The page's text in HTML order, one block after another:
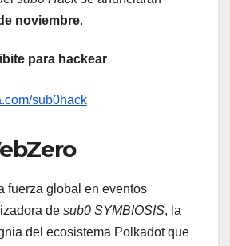
noviembre.
para hackear
sub0hack
fuerza global en eventos
de sub0 SYMBIOSIS, la
del ecosistema Polkadot que